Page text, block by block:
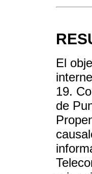
El
19.
de